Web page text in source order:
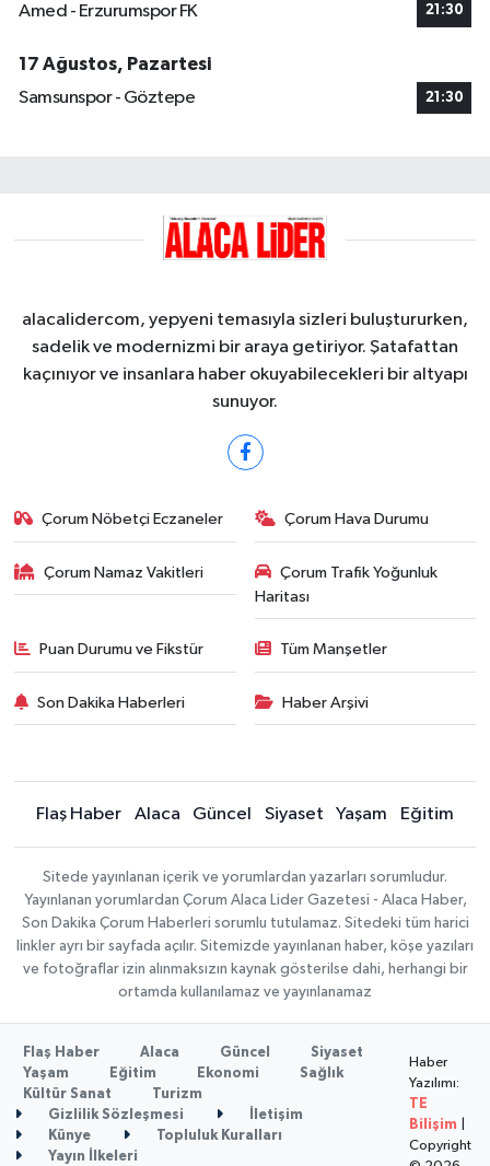
Amed - Erzurumspor FK 21:30
17 Ağustos, Pazartesi
Samsunspor - Göztepe
21:30
alacalidercom, yepyeni temasıyla sizleri buluştururken,
sadelik ve modernizmi bir araya getiriyor. Şatafattan
kaçınıyor ve insanlara haber okuyabilecekleri bir altyapı
sunuyor.
Çorum Nöbetçi Eczaneler Çorum Hava Durumu
Çorum Namaz Vakitleri
Çorum Trafik Yoğunluk
Haritası
Puan Durumu ve Fikstür Tüm Manşetler
Son Dakika Haberleri Haber Arşivi
Flaş Haber Alaca Güncel Siyaset Yaşam Eğitim
Sitede yayınlanan içerik ve yorumlardan yazarları sorumludur.
Yayınlanan yorumlardan Çorum Alaca Lider Gazetesi - Alaca Haber,
Son Dakika Çorum Haberleri sorumlu tutulamaz. Sitedeki tüm harici
linkler ayrı bir sayfada açılır. Sitemizde yayınlanan haber, köşe yazıları
ve fotoğraflar izin alınmaksızın kaynak gösterilse dahi, herhangi bir
ortamda kullanılamaz ve yayınlanamaz
Flaş Haber Alaca Güncel
Siyaset
Yaşam
Eğitim Ekonomi
Sağlık
Kültür Sanat
Turizm
Gizlilik Sözleşmesi
İletişim
Künye
Topluluk Kuralları
Yayın İlkeleri
Haber
Yazılımı:
TE
Bilişim
Copyright